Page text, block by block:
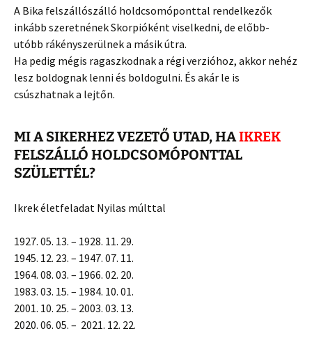
A Bika felszállószálló holdcsomóponttal rendelkezők
inkább szeretnének Skorpióként viselkedni, de előbb-
utóbb rákényszerülnek a másik útra.
Ha pedig mégis ragaszkodnak a régi verzióhoz, akkor nehéz
lesz boldognak lenni és boldogulni. És akár le is
csúszhatnak a lejtőn.
MI A SIKERHEZ VEZETŐ UTAD, HAIKREK
FELSZÁLLÓ HOLDCSOMÓPONTTAL
SZÜLETTÉL?
Ikrek életfeladat Nyilas múlttal
1927. 05. 13. – 1928. 11. 29.
1945. 12. 23. – 1947. 07. 11.
1964. 08. 03. – 1966. 02. 20.
1983. 03. 15. – 1984. 10. 01.
2001. 10. 25. – 2003. 03. 13.
2020. 06. 05. – 2021. 12. 22.